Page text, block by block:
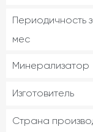
Периодичность
мес
Минерализатор
Изготовитель
Страна